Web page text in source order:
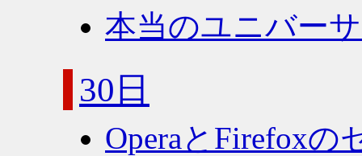
本当のユニバー
30日
OperaとFirefox